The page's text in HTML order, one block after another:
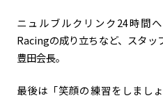
モノづくり 日本自動車工業会（自工会）
ニュルブルクリンク24時間
Racingの成り立ちなど、スタッ
豊田会長。
最後は「笑顔の練習をしまし